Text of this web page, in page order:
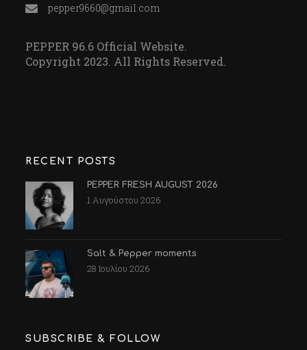
pepper9660@gmail.com
PEPPER 96.6 Official Website.
Copyright 2023. All Rights Reserved.
RECENT POSTS
PEPPER FRESH AUGUST 2026
1 Αυγούστου 2026
Salt & Pepper moments
28 Ιουλίου 2026
SUBSCRIBE & FOLLOW